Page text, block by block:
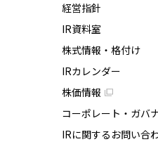
経営指針
IR資料室
株式情報・格付け
IRカレンダー
株価情報
コーポレート・ガバ
IRに関するお問い合